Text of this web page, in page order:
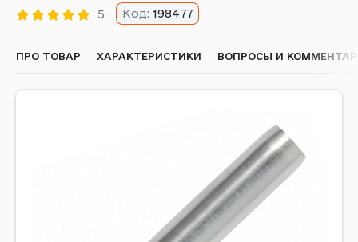
5 Код: 198477
ПРО ТОВАР ХАРАКТЕРИСТИКИ ВОПРОСЫ И